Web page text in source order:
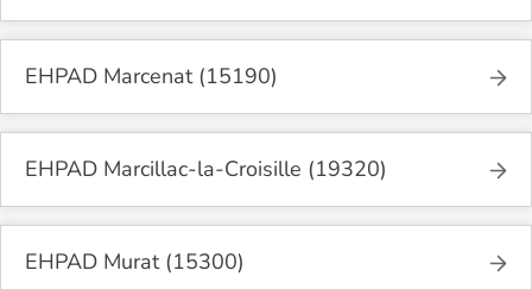
EHPAD Marcenat (15190)
EHPAD Marcillac-la-Croisille (19320)
EHPAD Murat (15300)